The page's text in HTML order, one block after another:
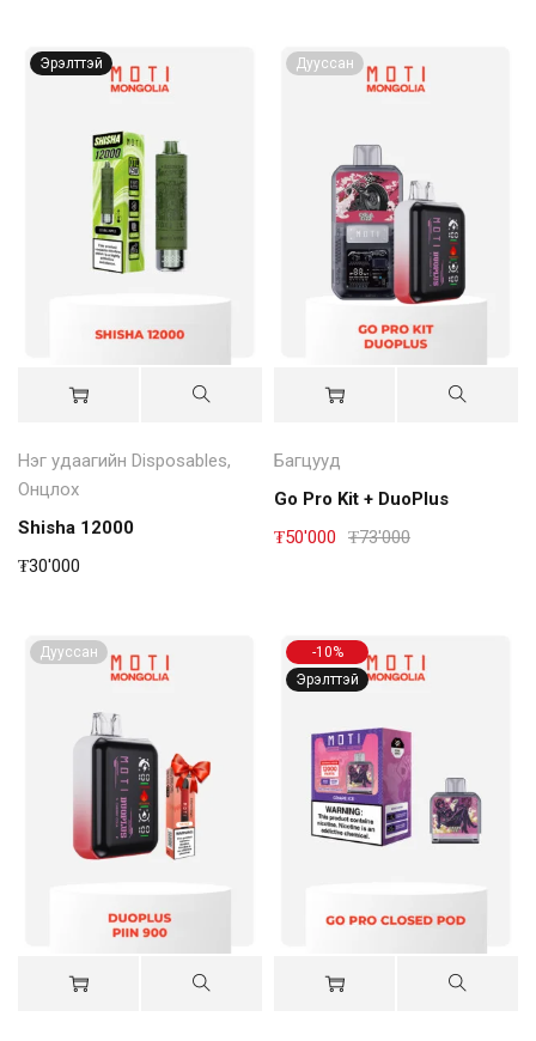
Эрэлттэй
Нэг удаагийн Disposables,
Онцлох
Shisha 12000
₮30'000
Дууссан
Багцууд
Go Pro Kit + DuoPlus
₮73'000
₮50'000
Дууссан
-10%
Эрэлттэй